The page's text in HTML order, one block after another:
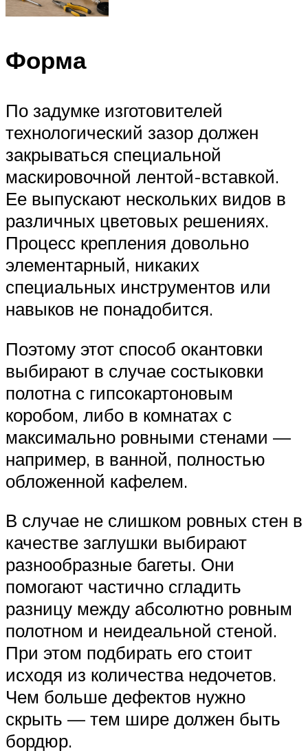
Форма
По задумке изготовителей
технологический зазор должен
закрываться специальной
маскировочной лентой-вставкой.
Ее выпускают нескольких видов в
различных цветовых решениях.
Процесс крепления довольно
элементарный, никаких
специальных инструментов или
навыков не понадобится.
Поэтому этот способ окантовки
выбирают в случае состыковки
полотна с гипсокартоновым
коробом, либо в комнатах с
максимально ровными стенами —
например, в ванной, полностью
обложенной кафелем.
В случае не слишком ровных стен в
качестве заглушки выбирают
разнообразные багеты. Они
помогают частично сгладить
разницу между абсолютно ровным
полотном и неидеальной стеной.
При этом подбирать его стоит
исходя из количества недочетов.
Чем больше дефектов нужно
скрыть — тем шире должен быть
бордюр.